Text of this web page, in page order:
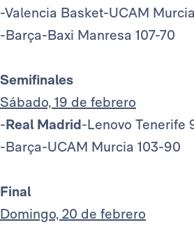
-Valencia Basket-UCAM
-Barça-Baxi Manresa 107-70
Semifinales
Sábado, 19 de febrero
-Real Madrid-Lenovo Tenerife
-Barça-UCAM Murcia 103-90
Final
Domingo, 20 de febrero